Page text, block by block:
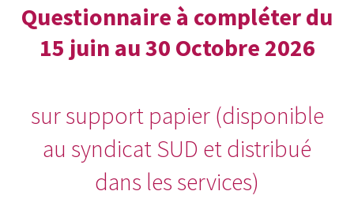
Questionnaire à compléter du
15 juin au 30 Octobre 2026
sur support papier (disponible
au syndicat SUD et distribué
dans les services)